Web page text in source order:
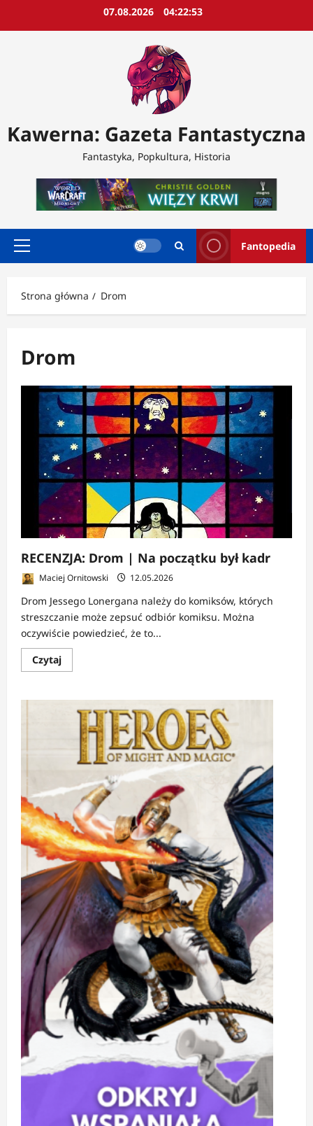
07.08.2026 04:22:54
Kawerna: Gazeta Fantastyczna
Fantastyka, Popkultura, Historia
Menu
Fantopedia
Strona główna Drom
Drom
RECENZJA: Drom | Na początku był kadr
Maciej Ornitowski 12.05.2026
Drom Jessego Lonergana należy do komiksów, których
streszczanie może zepsuć odbiór komiksu. Można
oczywiście powiedzieć, że to...
CzytajDowiedz
się
RECENZJA:
Drom
początku
kadr